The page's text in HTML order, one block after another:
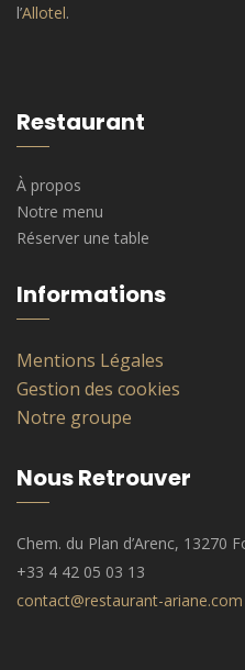
l’Allotel.
Restaurant
À propos
Notre menu
Réserver une table
Informations
Mentions Légales
Gestion des cookies
Notre groupe
Nous Retrouver
Chem. du Plan d’Arenc, 13270
+33 4 42 05 03 13
contact@restaurant-ariane.com